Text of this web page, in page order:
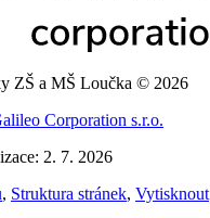
ZŠ a MŠ Loučka © 2026
Corporation s.r.o.
2. 7. 2026
, Struktura stránek, Vytisknout